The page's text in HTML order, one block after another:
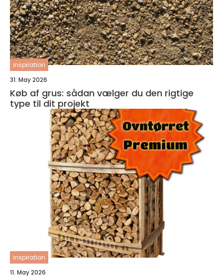
inspiration
31. May 2026
Køb af grus: sådan vælger du den rigtige
type til dit projekt
inspiration
11. May 2026